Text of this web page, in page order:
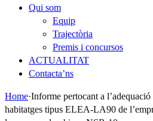
Qui som
Equip
Trajectòria
Premis i concursos
ACTUALITAT
Contacta’ns
Home·Informe pertocant a
habitatges tipus ELEA-LA90 de